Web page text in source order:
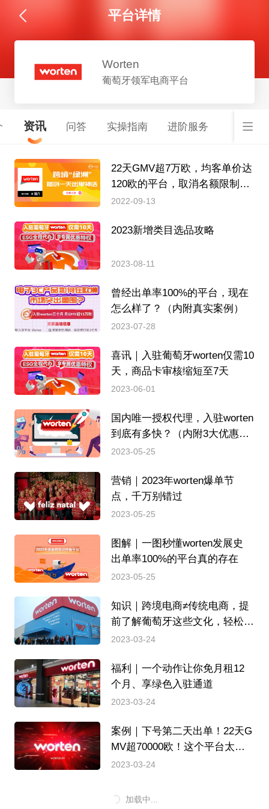
平台详情
Worten
葡萄牙领军电商平台
资讯 问答 实操指南 进阶服务
22天GMV超7万欧，均客单价达
120欧的平台，取消名额限制
啦！
2022-09-13
2023新增类目选品攻略
2023-08-11
曾经出单率100%的平台，现在
怎么样了？（内附真实案例）
2023-07-28
喜讯｜入驻葡萄牙worten仅需10
天，商品卡审核缩短至7天
2023-06-01
国内唯一授权代理，入驻worten
到底有多快？（内附3大优惠特
权）
2023-05-25
营销｜2023年worten爆单节
点，千万别错过
2023-05-25
图解｜一图秒懂worten发展史
出单率100%的平台真的存在
2023-05-25
知识｜跨境电商≠传统电商，提
前了解葡萄牙这些文化，轻松本
土化
2023-03-24
福利｜一个动作让你免月租12
个月、享绿色入驻通道
2023-03-24
案例｜下号第二天出单！22天G
MV超70000欧！这个平台太好
卖啦
2023-03-24
加载中...